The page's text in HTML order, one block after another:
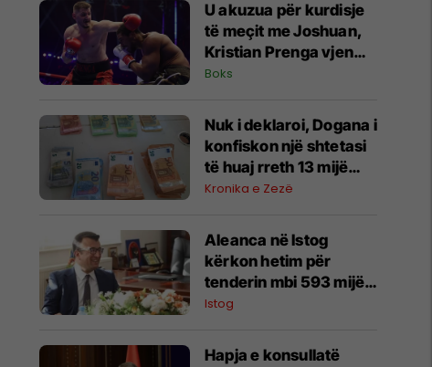
U akuzua për kurdisje
të meçit me Joshuan,
Kristian Prenga vjen
me reagim të ashpër
Boks
Nuk i deklaroi, Dogana i
konfiskon një shtetasi
të huaj rreth 13 mijë
euro në Bërnjak
Kronika e Zezë
Aleanca në Istog
kërkon hetim për
tenderin mbi 593 mijë
euro në Vrellë,
zhdukjen e një
Istog
Hapja e konsullatë